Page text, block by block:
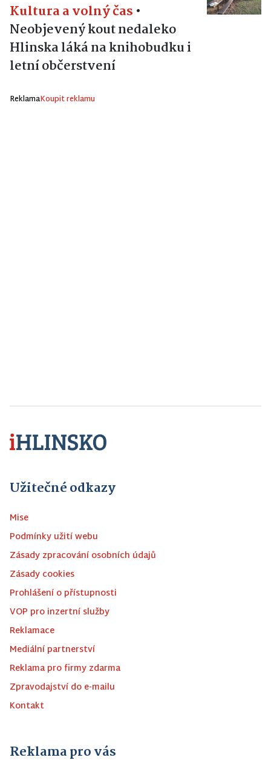
Kultura a volný čas •
Neobjevený kout nedaleko
Hlinska láká na knihobudku i
letní občerstvení
ReklamaKoupit reklamu
Užitečné odkazy
Mise
Podmínky užití webu
Zásady zpracování osobních údajů
Zásady cookies
Prohlášení o přístupnosti
VOP pro inzertní služby
Reklamace
Mediální partnerství
Reklama pro firmy zdarma
Zpravodajství do e-mailu
Kontakt
Reklama pro vás